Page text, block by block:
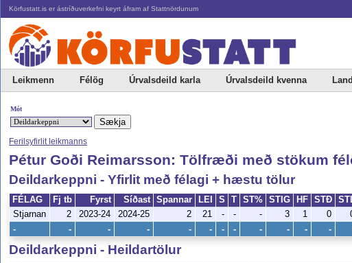
Körfustatt.is er ástríðuverkefni keyrt áfram af Stattnördunum
Leikmenn Félög Úrvalsdeild karla Úrvalsdeild kvenna
Mót
Ferilsyfirlit leikmanns
Pétur Goði Reimarsson: Tölfræði með stökum
Deildarkeppni - Yfirlit með félagi + hæstu tölur
FÉLAG Fj tb Fyrst Síðast Spannar LEI S T ST% STIG HF STÐ
Stjarnan
2 2023-24 2024-25 2 21 - - - 3 1 0
- - - - - - - - - - - -
Deildarkeppni - Heildartölur